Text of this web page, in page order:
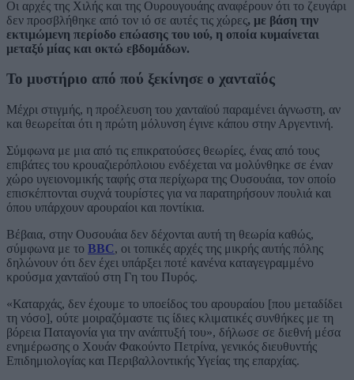
Οι αρχές της Χιλής και της Ουρουγουάης αναφέρουν ότι το ζευγάρι
δεν προσβλήθηκε από τον ιό σε αυτές τις χώρες, με βάση την
εκτιμώμενη περίοδο επώασης του ιού, η οποία κυμαίνεται
μεταξύ μίας και οκτώ εβδομάδων.
Το μυστήριο από πού ξεκίνησε ο χανταϊός
Mέχρι στιγμής, η προέλευση του χανταϊού παραμένει άγνωστη, αν
και θεωρείται ότι η πρώτη μόλυνση έγινε κάπου στην Αργεντινή.
Σύμφωνα με μια από τις επικρατούσες θεωρίες, ένας από τους
επιβάτες του κρουαζιερόπλοιου ενδέχεται να μολύνθηκε σε έναν
χώρο υγειονομικής ταφής στα περίχωρα της Ουσουάια, τον οποίο
επισκέπτονται συχνά τουρίστες για να παρατηρήσουν πουλιά και
όπου υπάρχουν αρουραίοι και ποντίκια.
Βέβαια, στην Ουσουάια δεν δέχονται αυτή τη θεωρία καθώς,
σύμφωνα με το BBC, οι τοπικές αρχές της μικρής αυτής πόλης
δηλώνουν ότι δεν έχει υπάρξει ποτέ κανένα καταγεγραμμένο
κρούσμα χανταϊού στη Γη του Πυρός.
«Καταρχάς, δεν έχουμε το υποείδος του αρουραίου [που μεταδίδει
τη νόσο], ούτε μοιραζόμαστε τις ίδιες κλιματικές συνθήκες με τη
βόρεια Παταγονία για την ανάπτυξή του», δήλωσε σε διεθνή μέσα
ενημέρωσης ο Χουάν Φακούντο Πετρίνα, γενικός διευθυντής
Επιδημιολογίας και Περιβαλλοντικής Υγείας της επαρχίας.